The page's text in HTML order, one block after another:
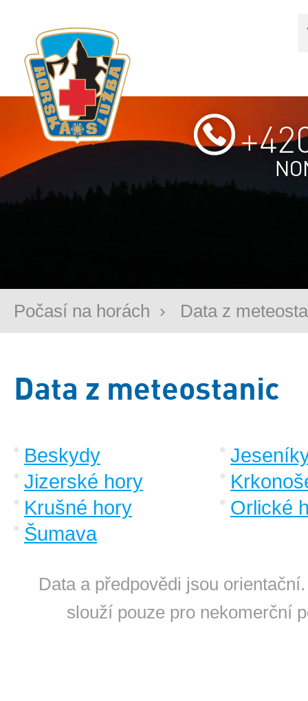
Počasí na horách › Data z
Data z meteostanic
Beskydy
Jizerské hory
Krušné hory
Orlické
Šumava
Data a předpovědi jsou
slouží pouze pro nekomerční